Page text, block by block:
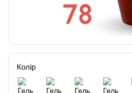
Колір